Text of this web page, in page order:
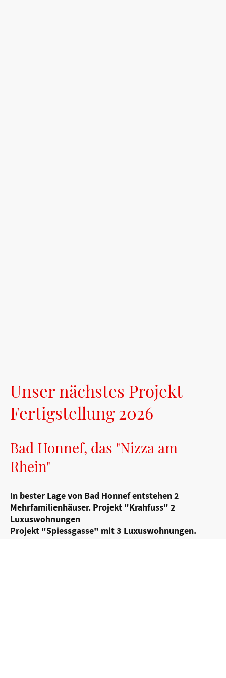
Unser nächstes Projekt
Fertigstellung 2026
Bad Honnef, das "Nizza am
Rhein"
In bester Lage von Bad Honnef entstehen 2
Mehrfamilienhäuser. Projekt "Krahfuss" 2
Luxuswohnungen
Projekt "Spiessgasse" mit 3 Luxuswohnungen.